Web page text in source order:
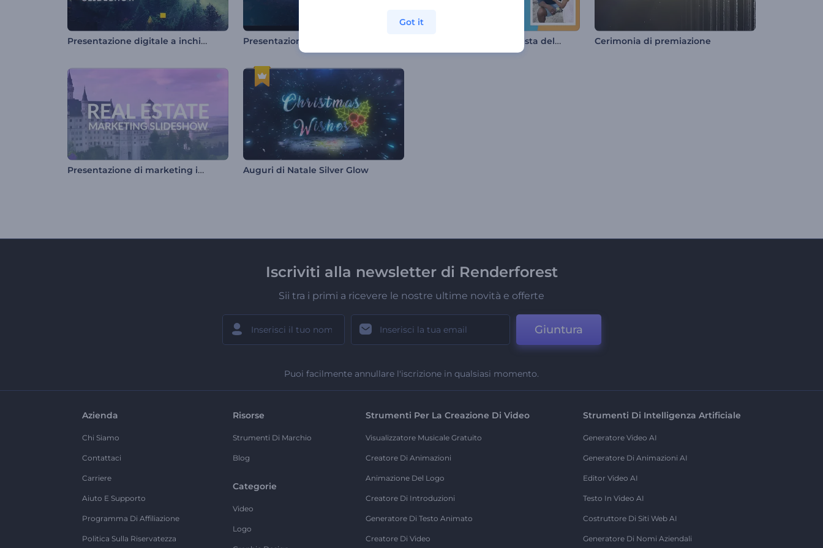
Presentazione digitale a inchiostro Presentazione per la Festa del Papà Cerimonia di premiazione
Presentazione di marketing immobiliare Auguri di Natale Silver Glow
Iscriviti alla newsletter di Renderforest
Sii tra i primi a ricevere le nostre ultime novità e offerte
Giuntura
Puoi facilmente annullare l'iscrizione in qualsiasi momento.
Azienda
Chi Siamo
Contattaci
Carriere
Aiuto E Supporto
Programma Di Affiliazione
Politica Sulla Riservatezza
Risorse
Strumenti Di Marchio
Blog
Categorie
Video
Logo
Strumenti Per La Creazione Di Video
Visualizzatore Musicale Gratuito
Creatore Di Animazioni
Animazione Del Logo
Creatore Di Introduzioni
Generatore Di Testo Animato
Creatore Di Video
Strumenti Di Intelligenza Artificiale
Generatore Video AI
Generatore Di Animazioni AI
Editor Video AI
Testo In Video AI
Costruttore Di Siti Web AI
Generatore Di Nomi Aziendali
Got it